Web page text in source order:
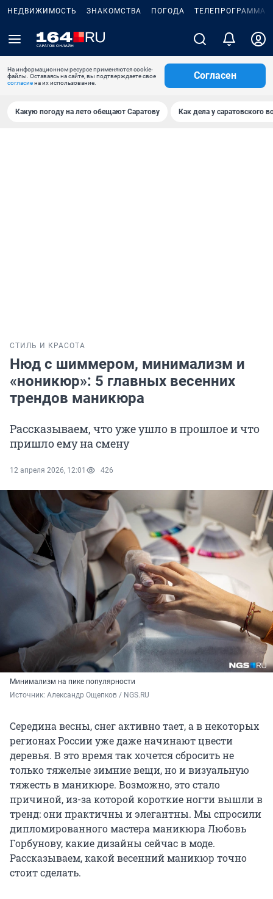
НЕДВИЖИМОСТЬ ЗНАКОМСТВА ПОГОДА ТЕЛЕПРОГРАММА
На информационном ресурсе применяются cookie-
файлы. Оставаясь на сайте, вы подтверждаете свое
согласиена их использование.
Согласен
Какую погоду на лето обещают Саратову Как дела у саратовского
СТИЛЬ И КРАСОТА
Нюд с шиммером, минимализм и
«ноникюр»: 5 главных весенних
трендов маникюра
Рассказываем, что уже ушло в прошлое и что
пришло ему на смену
12 апреля 2026, 12:01 426
Минимализм на пике популярности
Источник: Александр Ощепков / NGS.RU
Середина весны, снег активно тает, а в некоторых
регионах России уже даже начинают цвести
деревья. В это время так хочется сбросить не
только тяжелые зимние вещи, но и визуальную
тяжесть в маникюре. Возможно, это стало
причиной, из-за которой короткие ногти вышли в
тренд: они практичны и элегантны. Мы спросили
дипломированного мастера маникюра Любовь
Горбунову, какие дизайны сейчас в моде.
Рассказываем, какой весенний маникюр точно
стоит сделать.